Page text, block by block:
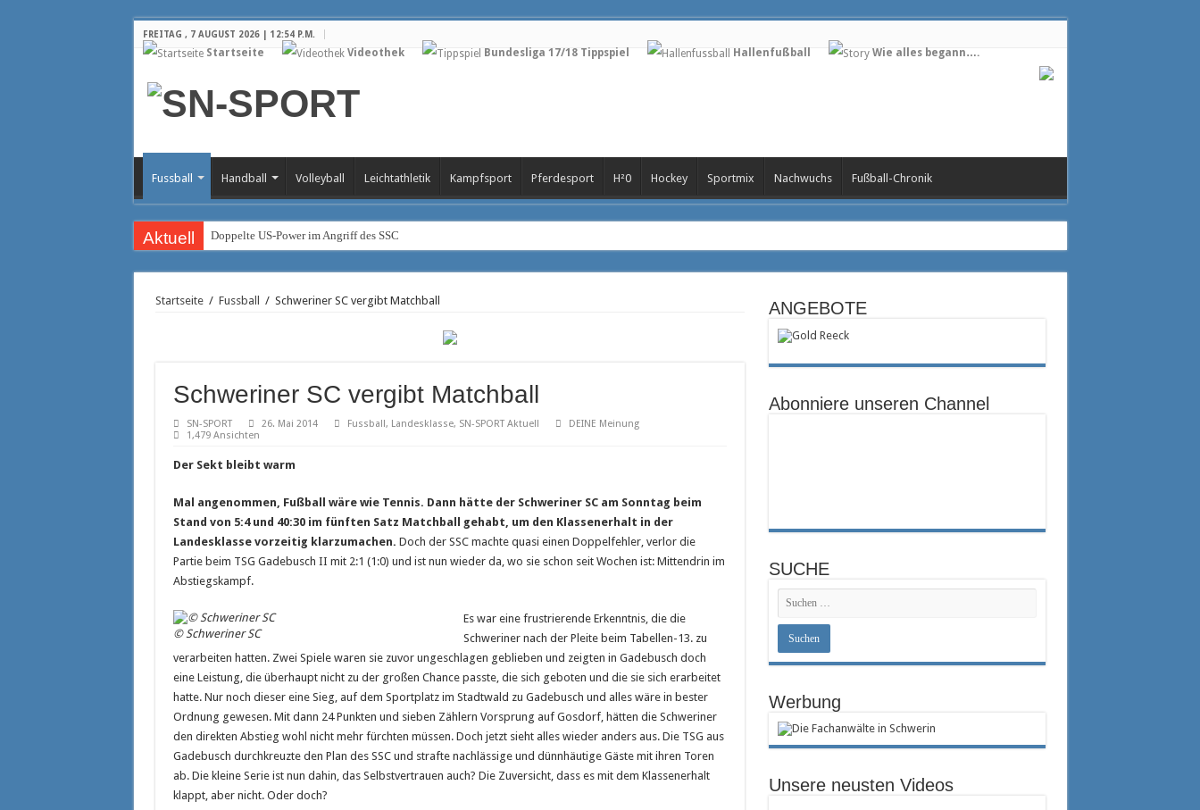
FREITAG , 7 AUGUST 2026 | 12:54 P.M.
Startseite Videothek Bundesliga 17/18 Tippspiel Hallenfußball Wie alles begann….
Fussball Handball Volleyball Leichtathletik Kampfsport Pferdesport H²0 Hockey Sportmix Nachwuchs Fußball-Chronik
Aktuell Doppelte US-Power im Angriff des SSC
Trainerteam der Piraten geht weiter voran
Maximilian Böttcher hält weiter den Kasten sauber
FCM Kapitän Tino Witkowski setzt Signal
Neues vom Reitsport
Startseite / Fussball / Schweriner SC vergibt Matchball
Schweriner SC vergibt Matchball
SN-SPORT 26. Mai 2014 Fussball , Landesklasse, SN-SPORT Aktuell
DEINE Meinung
1,479 Ansichten
Der Sekt bleibt warm
Mal angenommen, Fußball wäre wie Tennis. Dann hätte der Schweriner SC am Sonntag beim
Stand von 5:4 und 40:30 im fünften Satz Matchball gehabt, um den Klassenerhalt in der
Landesklasse vorzeitig klarzumachen. Doch der SSC machte quasi einen Doppelfehler, verlor die
Partie beim TSG Gadebusch II mit 2:1 (1:0) und ist nun wieder da, wo sie schon seit Wochen ist: Mittendrin im
Abstiegskampf.
© Schweriner SC
Es war eine frustrierende Erkenntnis, die die
Schweriner nach der Pleite beim Tabellen-13. zu
verarbeiten hatten. Zwei Spiele waren sie zuvor ungeschlagen geblieben und zeigten in Gadebusch doch
eine Leistung, die überhaupt nicht zu der großen Chance passte, die sich geboten und die sie sich erarbeitet
hatte. Nur noch dieser eine Sieg, auf dem Sportplatz im Stadtwald zu Gadebusch und alles wäre in bester
Ordnung gewesen. Mit dann 24 Punkten und sieben Zählern Vorsprung auf Gosdorf, hätten die Schweriner
den direkten Abstieg wohl nicht mehr fürchten müssen. Doch jetzt sieht alles wieder anders aus. Die TSG aus
Gadebusch durchkreuzte den Plan des SSC und strafte nachlässige und dünnhäutige Gäste mit ihren Toren
ab. Die kleine Serie ist nun dahin, das Selbstvertrauen auch? Die Zuversicht, dass es mit dem Klassenerhalt
klappt, aber nicht. Oder doch?
ANGEBOTE
Abonniere unseren Channel
SUCHE
Werbung
Unsere neusten Videos